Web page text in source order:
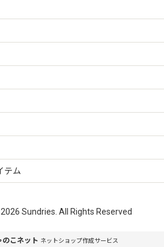
テム
Sundries. All Rights Reserved
のこネット ネットショップ作成サービス